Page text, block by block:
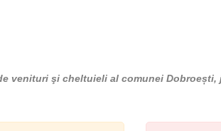
venituri şi cheltuieli al comunei Dobroești,